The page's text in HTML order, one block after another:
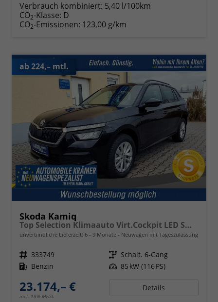
Verbrauch kombiniert: 5,40 l/100km
CO2-Klasse: D
CO2-Emissionen: 123,00 g/km
ab 224,– mtl.
Skoda Kamiq
Top Selection Klimaauto Virt.Cockpit LED SmartLink Sitzheizg.
unverbindliche Lieferzeit: 6 - 9 Monate Neuwagen mit Tageszulassung
Fahrzeugnr. 333749 Getriebe Schalt. 6-Gang
Kraftstoff Benzin Leistung 85 kW (116 PS)
23.174,– €
incl. 19% MwSt.
Details